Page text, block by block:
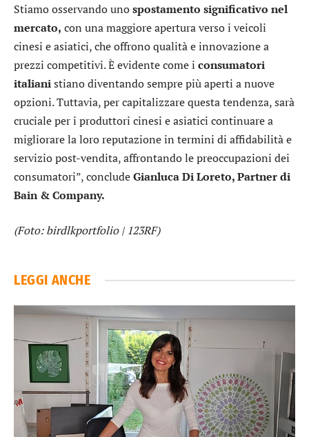
Stiamo osservando unospostamento significativo nel
mercato, con una maggiore apertura verso i veicoli
cinesi e asiatici, che offrono qualità e innovazione a
prezzi competitivi. È evidente come i consumatori
italianistiano diventando sempre più aperti a nuove
opzioni. Tuttavia, per capitalizzare questa tendenza, sarà
cruciale per i produttori cinesi e asiatici continuare a
migliorare la loro reputazione in termini di affidabilità e
servizio post-vendita, affrontando le preoccupazioni dei
consumatori”, concludeGianluca Di Loreto, Partner di
Bain & Company.
(Foto: birdlkportfolio | 123RF)
LEGGI ANCHE